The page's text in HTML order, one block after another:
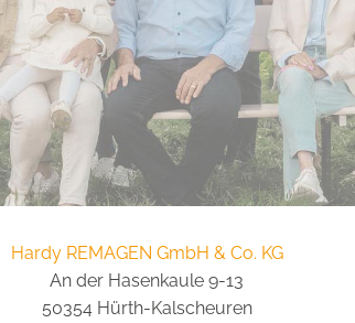
Hardy REMAGEN GmbH & Co. KG
An der Hasenkaule 9-13
50354 Hürth-Kalscheuren